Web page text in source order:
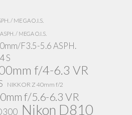
/ MEGA O.I.S.
/ MEGA O.I.S.
F3.5-5.6 ASPH.
S
f/4-6.3 VR
NIKKOR Z 40mm f/2
f/5.6-6.3 VR
Nikon D810